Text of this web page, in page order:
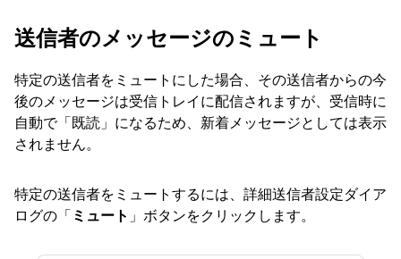
送信者のメッセージのミュート
特定の送信者をミュートにした場合、その送信者からの今
後のメッセージは受信トレイに配信されますが、受信時に
自動で「既読」になるため、新着メッセージとしては表示
されません。
特定の送信者をミュートするには、詳細送信者設定ダイア
ログの「 ミュート 」ボタンをクリックします。